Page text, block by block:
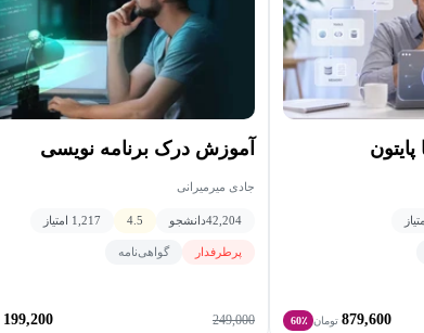
879,600 تومان 60٪
آموزش درک برنامه نویسی
جادی میرمیرانی
42,204دانشجو 4.5 1,217 امتیاز
پرطرفدار گواهی‌نامه
249,000
199,200